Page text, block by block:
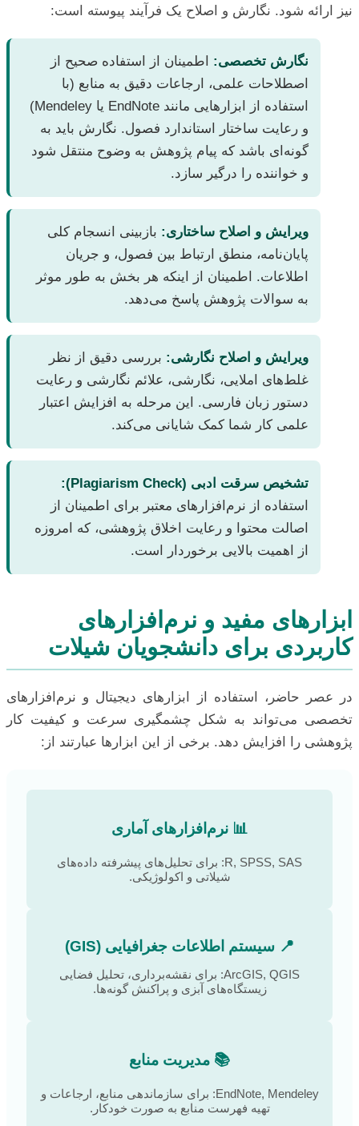
نیز ارائه شود. نگارش و اصلاح یک فرآیند پیوسته است:
نگارش تخصصی: اطمینان از استفاده صحیح از
اصطلاحات علمی، ارجاعات دقیق به منابع (با
استفاده از ابزارهایی مانند EndNote یا Mendeley)
و رعایت ساختار استاندارد فصول. نگارش باید به
گونه‌ای باشد که پیام پژوهش به وضوح منتقل شود
و خواننده را درگیر سازد.
ویرایش و اصلاح ساختاری: بازبینی انسجام کلی
پایان‌نامه، منطق ارتباط بین فصول، و جریان
اطلاعات. اطمینان از اینکه هر بخش به طور موثر
به سوالات پژوهش پاسخ می‌دهد.
ویرایش و اصلاح نگارشی: بررسی دقیق از نظر
غلط‌های املایی، نگارشی، علائم نگارشی و رعایت
دستور زبان فارسی. این مرحله به افزایش اعتبار
علمی کار شما کمک شایانی می‌کند.
تشخیص سرقت ادبی (Plagiarism Check):
استفاده از نرم‌افزارهای معتبر برای اطمینان از
اصالت محتوا و رعایت اخلاق پژوهشی، که امروزه
از اهمیت بالایی برخوردار است.
ابزارهای مفید و نرم‌افزارهای
کاربردی برای دانشجویان شیلات
در عصر حاضر، استفاده از ابزارهای دیجیتال و نرم‌افزارهای
تخصصی می‌تواند به شکل چشمگیری سرعت و کیفیت کار
پژوهشی را افزایش دهد. برخی از این ابزارها عبارتند از:
📊 نرم‌افزارهای آماری
R, SPSS, SAS: برای تحلیل‌های پیشرفته داده‌های
شیلاتی و اکولوژیکی.
📍 سیستم اطلاعات جغرافیایی (GIS)
ArcGIS, QGIS: برای نقشه‌برداری، تحلیل فضایی
زیستگاه‌های آبزی و پراکنش گونه‌ها.
📚 مدیریت منابع
EndNote, Mendeley: برای سازماندهی منابع، ارجاعات و
تهیه فهرست منابع به صورت خودکار.